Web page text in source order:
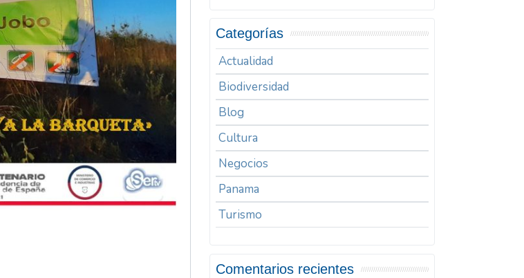
Categorías
Actualidad
Biodiversidad
Blog
Cultura
Negocios
Panama
Turismo
Comentarios recientes